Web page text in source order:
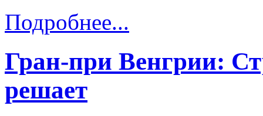
Подробнее...
Гран-при Венгрии:
решает